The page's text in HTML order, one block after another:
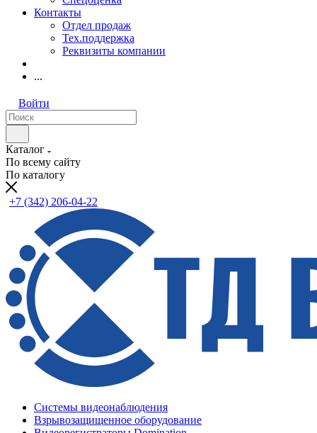
Контакты
Отдел продаж
Тех.поддержка
Реквизиты компании
...
Войти
Каталог
По всему сайту
По каталогу
+7 (342) 206-04-22
Системы видеонаблюдения
Взрывозащищенное оборудование